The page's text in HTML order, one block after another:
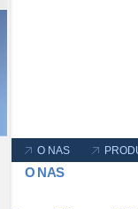
O NAS
O NAS